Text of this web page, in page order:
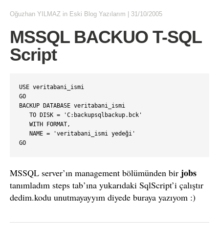
Oğuzhan YILMAZ in Eski Blog Yazılarım 31/10/2005
MSSQL BACKUO T-SQL
Script
USE veritabani_ismi
GO
BACKUP DATABASE veritabani_ismi
   TO DISK = 'C:backupsqlbackup.bck'
   WITH FORMAT,
   NAME = 'veritabani_ismi yedeği'
MSSQL server’ın management bölümünden bir jobs
tanımladım steps tab’ına yukarıdaki SqlScript’i çalıştır
dedim.kodu unutmayayyım diyede buraya yazıyom :)